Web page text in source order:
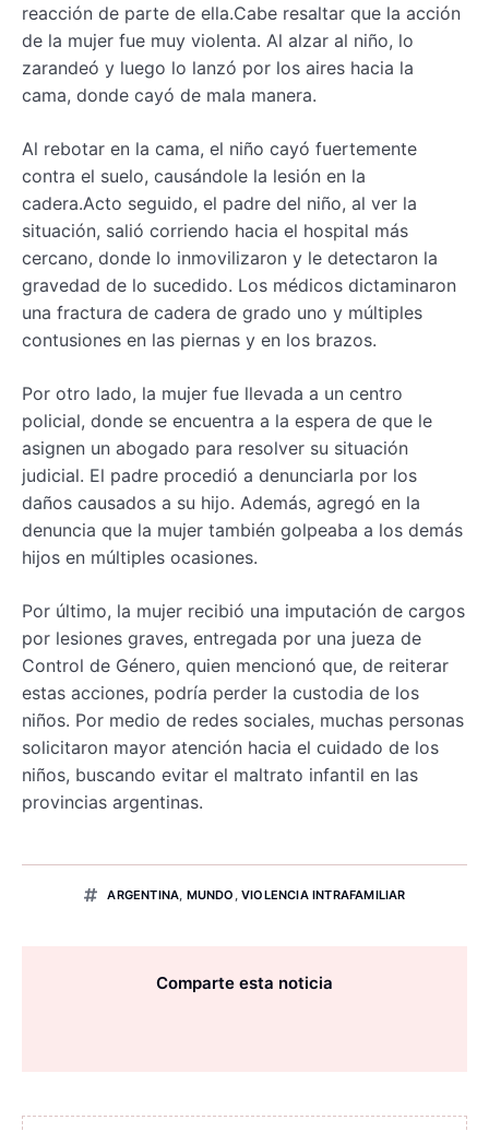
reacción de parte de ella.Cabe resaltar que la acción
de la mujer fue muy violenta. Al alzar al niño, lo
zarandeó y luego lo lanzó por los aires hacia la
cama, donde cayó de mala manera.
Al rebotar en la cama, el niño cayó fuertemente
contra el suelo, causándole la lesión en la
cadera.Acto seguido, el padre del niño, al ver la
situación, salió corriendo hacia el hospital más
cercano, donde lo inmovilizaron y le detectaron la
gravedad de lo sucedido. Los médicos dictaminaron
una fractura de cadera de grado uno y múltiples
contusiones en las piernas y en los brazos.
Por otro lado, la mujer fue llevada a un centro
policial, donde se encuentra a la espera de que le
asignen un abogado para resolver su situación
judicial. El padre procedió a denunciarla por los
daños causados a su hijo. Además, agregó en la
denuncia que la mujer también golpeaba a los demás
hijos en múltiples ocasiones.
Por último, la mujer recibió una imputación de cargos
por lesiones graves, entregada por una jueza de
Control de Género, quien mencionó que, de reiterar
estas acciones, podría perder la custodia de los
niños. Por medio de redes sociales, muchas personas
solicitaron mayor atención hacia el cuidado de los
niños, buscando evitar el maltrato infantil en las
provincias argentinas.
ARGENTINA, MUNDO , VIOLENCIA INTRAFAMILIAR
Comparte esta noticia